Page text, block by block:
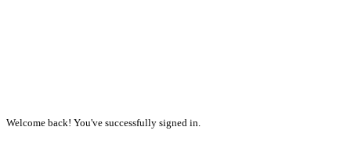
Welcome back! You've successfully signed in.